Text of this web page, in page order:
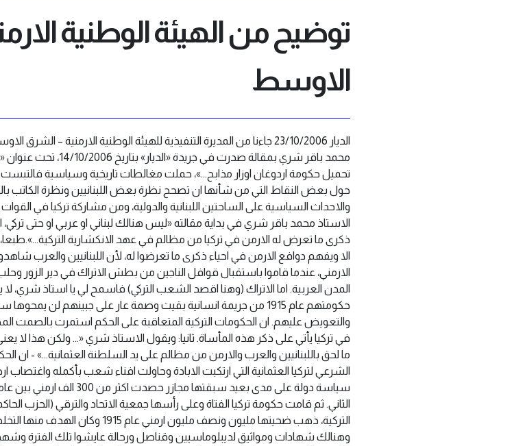
توضيح من الهيئة الوطنية
الاوسط
الديار 23/10/2006 جاءنا من المديرة التنفيذية للهيئة الوطنية الارمنية –
محمد باقر شري بمقالة
تحميل حكومة اردوغان اوزار ‏مذابح…»، حملت مغالطات تاريخية وسياسية
حول بعض النقاط التي من شأنها ان تصحح نظرة بعض اللبنانيين ونظرة الكاتب
والاحداث السياسية على الساحتين اللبنانية ‏والدولية، ومن مشاركة تركيا في
الاستاذ محمد باقر شري في بداية مقالته «ليس هنالك لبناني او عربي او حتى ‏تركي،
ذكرى ما تعرض له الارمن في ‏تركيا من مظالم في عهد الانكشارية
الا ويفهم دوافع الارمن في احياء ‏ذكرى ما تعرضوا له، لأن اللبنانيين والعرب
‏الارمني، عندما قاموا باستقبال قوافل الناجين من بطش الاتراك في دير
المدن العربية. اما الاتراك (وهنا اقصد الشعب التركي) ‏فاسمح لي يا استاذ شري،
حكومتهم عام 1915 ‏من جريمة انسانية بقيت وصمة عار على جبينهم لن
والتعويض عليهم. ان الحكومات التركية المتعاقبة على الحكم استمرت بالصمت
في تركيا يأتي على ذكر هذه المأساة.‏ ثانيا: ويقول الاستاذ شري «… ولكن هذا لا
ما لحق باللبنانيين والعرب والارمن من مظالم على يد السلطنة العثمانية…»‏ ‏- ان
الثاني. ثم قامت حكومة تركيا الفتاة وعلى ‏رأسها جمعية الاتحاد والترقي (الحزب
‏التركية، ذهب ضحيتها مليون ونصف مليون
وهنالك شهادات ومواثيق لديبلوماسيين وقناصل ورحالة عايشوا تلك الفترة